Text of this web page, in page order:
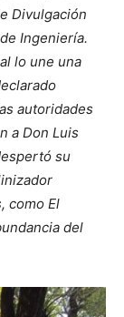
Divulgación
Ingeniería.
lo une una
autoridades
a Don Luis
su
como El
del